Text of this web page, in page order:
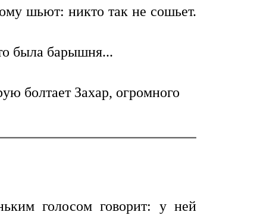
шьют: никто так не сошьет.
была барышня...
болтает Захар, огромного
голосом говорит: у ней